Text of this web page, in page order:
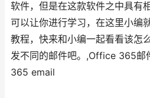
软件，但是在这款软件之中具有
可以让你进行学习，在这里小编
教程，快来和小编一起看看该怎
发不同的邮件吧。,Office 365
365 email